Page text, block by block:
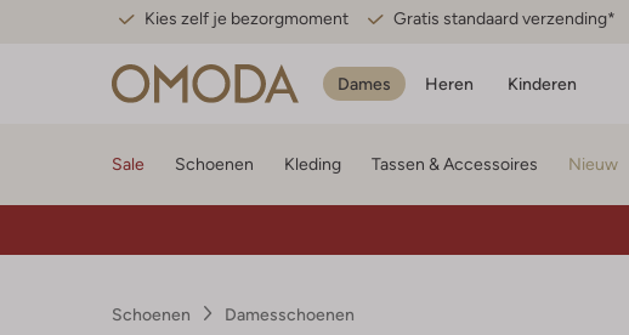
Kies zelf je bezorgmoment Gratis standaard verzending*
Dames Heren Kinderen
Sale Schoenen Kleding Tassen & Accessoires Nieuw
Schoenen Damesschoenen